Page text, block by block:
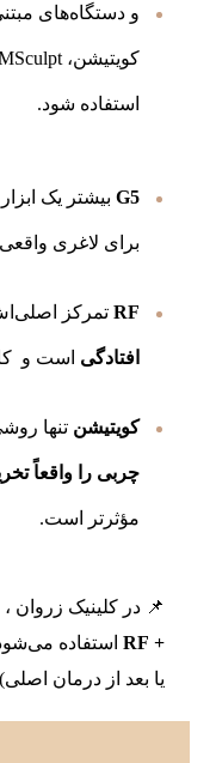
و دستگاه‌های
کویتیشن، RF، EMSculpt و …)
استفاده شود.
G5بیشتر یک ابزار
برای لاغری واقعی
RFتمرکز
افتادگی است و
کویتیشن تنها
چربی را واقعاً
مؤثرتر است.
📌 در کلینیک زروان ،
+ RF
یا بعد از درمان